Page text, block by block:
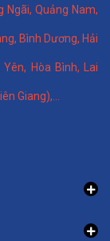
Ngãi, Quảng Nam,
, Bình Dương, Hải
Yên, Hòa Bình, Lai
Giang),...